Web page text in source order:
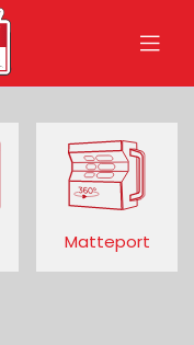
Matteport